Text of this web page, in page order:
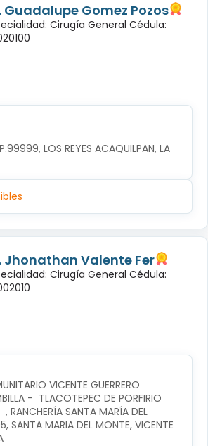
Guadalupe Gomez Pozos
Cirugía General Cédula:
Jhonathan Valente Fer
Cirugía General Cédula:
VICENTE GUERRERO
-  TLACOTEPEC DE PORFIRIO
, RANCHERÍA SANTA MARÍA DEL
SANTA MARIA DEL MONTE, VICENTE